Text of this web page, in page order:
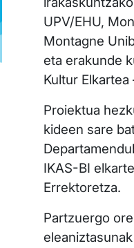
UPV/EHU,
Montagne
eta erakunde
Kultur
Proiektua
kideen sare
IKAS-BI
Errektoretza.
Partzuergo